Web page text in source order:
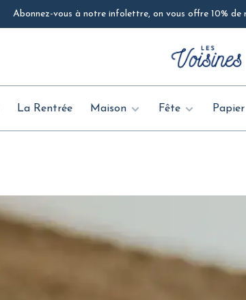
Abonnez-vous à notre infolettre, on vous offre 10% de
La Rentrée Maison Fête Papier